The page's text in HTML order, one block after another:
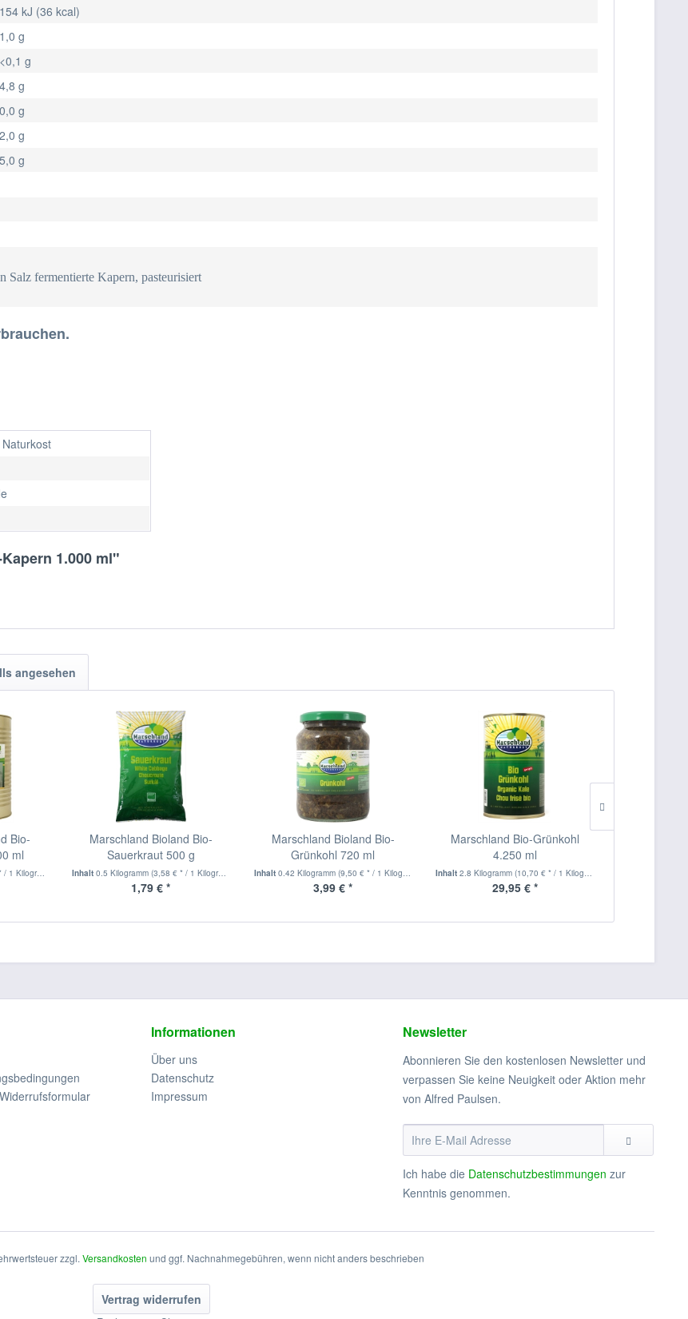
154 kJ (36 kcal)
1,0 g
<0,1 g
4,8 g
0,0 g
2,0 g
5,0 g
Salz fermentierte Kapern, pasteurisiert
1.000 ml"
angesehen
Bio-
ml
Kilogramm)
Marschland Bioland Bio-
Sauerkraut 500 g
Inhalt0.5 Kilogramm(3,58 € * / 1 Kilogramm)
1,79 € *
Marschland Bioland Bio-
Grünkohl 720 ml
Inhalt 0.42 Kilogramm (9,50 € * / 1 Kilogramm)
3,99 € *
Marschland Bio-Grünkohl
4.250 ml
Inhalt2.8 Kilogramm(10,70 € * / 1 Kilogramm)
29,95 € *
Informationen
Über uns
Datenschutz
Impressum
Newsletter
Abonnieren Sie den kostenlosen Newsletter und
verpassen Sie keine Neuigkeit oder Aktion mehr
von Alfred Paulsen.
Ich habe die Datenschutzbestimmungen zur
Kenntnis genommen.
zzgl. Versandkosten und ggf. Nachnahmegebühren, wenn nicht anders beschrieben
Vertrag widerrufen